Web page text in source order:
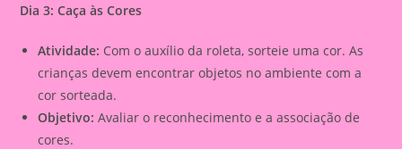
Dia 3: Caça às Cores
Atividade: Com o auxílio da roleta, sorteie uma cor. As
crianças devem encontrar objetos no ambiente com a
cor sorteada.
Objetivo: Avaliar o reconhecimento e a associação de
cores.